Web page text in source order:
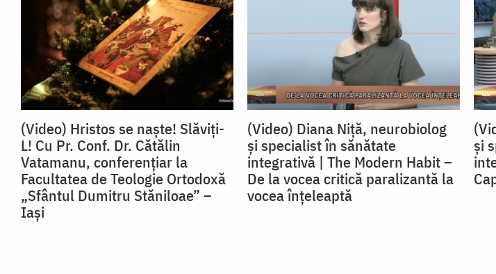
(Video) Hristos se naște! Slăviți-
L! Cu Pr. Conf. Dr. Cătălin
Vatamanu, conferențiar la
Facultatea de Teologie Ortodoxă
„Sfântul Dumitru Stăniloae” –
Iași
(Video) Diana Niță, neurobiolog
și specialist în sănătate
integrativă | The Modern Habit –
De la vocea critică paralizantă la
vocea înțeleaptă
și